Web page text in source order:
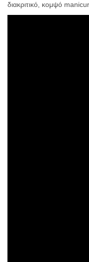
διακριτικό, κομψό